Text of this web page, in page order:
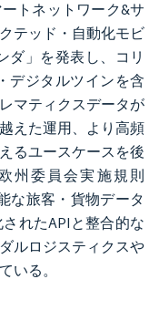
トネットワーク&サ
テッド・自動化モビ
ダ」を発表し、コリ
デジタルツインを含
マティクスデータが
えた運用、より高頻
るユースケースを後
州委員会実施規則
な旅客・貨物データ
れたAPIと整合的な
ルロジスティクスや
いる。